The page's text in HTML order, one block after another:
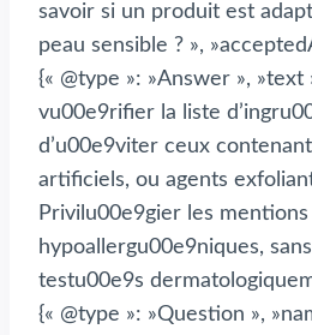
savoir si un produit est
peau sensible ? »,
{« @type »: »Answer »,
vu00e9rifier la liste
d’u00e9viter ceux
artificiels, ou agents
Privilu00e9gier les mentions
hypoallergu00e9niques,
testu00e9s
{« @type »: »Question »,